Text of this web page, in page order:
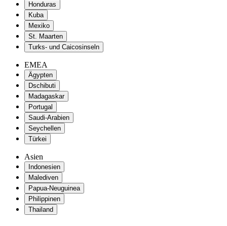
Honduras
Kuba
Mexiko
St. Maarten
Turks- und Caicosinseln
EMEA
Ägypten
Dschibuti
Madagaskar
Portugal
Saudi-Arabien
Seychellen
Türkei
Asien
Indonesien
Malediven
Papua-Neuguinea
Philippinen
Thailand